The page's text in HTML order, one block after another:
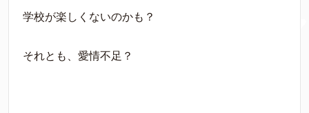
学校が楽しくないのかも？
それとも、愛情不足？